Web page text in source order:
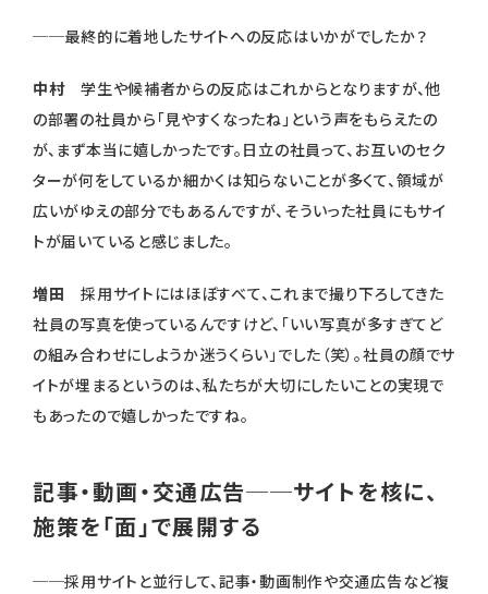
──最終的に着地したサイトへの反応はいかがでしたか？
中村学生や候補者からの反応はこれからとなりますが、他
の部署の社員から「見やすくなったね」という声をもらえたの
が、まず本当に嬉しかったです。日立の社員って、お互いのセク
ターが何をしているか細かくは知らないことが多くて、領域が
広いがゆえの部分でもあるんですが、そういった社員にもサイ
トが届いていると感じました。
増田採用サイトにはほぼすべて、これまで撮り下ろしてきた
社員の写真を使っているんですけど、「いい写真が多すぎてど
の組み合わせにしようか迷うくらい」でした（笑）。社員の顔でサ
イトが埋まるというのは、私たちが大切にしたいことの実現で
もあったので嬉しかったですね。
記事・動画・交通広告──サイトを核に、
施策を「面」で展開する
──採用サイトと並行して、記事・動画制作や交通広告など複